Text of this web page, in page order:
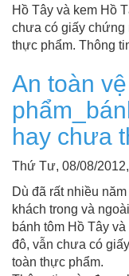
Hồ Tây và kem Hồ
chưa có giấy chứng
thực phẩm. Thông
An toàn
hay chưa
Thứ Tư, 08/08/
Dù đã rất nhiều
khách trong và
bánh tôm Hồ Tây
đô, vẫn chưa có
toàn thực phẩm.